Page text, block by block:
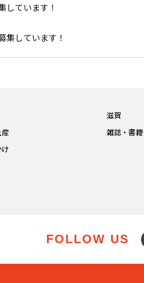
しています！
集しています！
産
滋賀
雑誌・書籍
FOLLOW US